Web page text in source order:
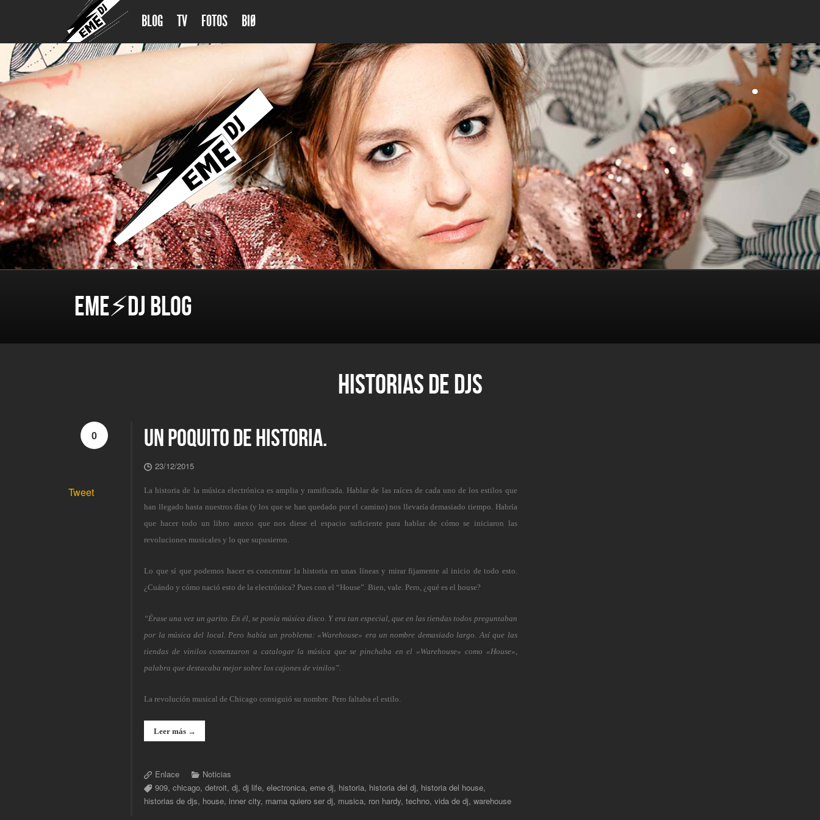
BLOG TV FOTOS BIØ
EME⚡DJ BLOG
HISTORIAS DE DJS
0
Tweet
UN POQUITO DE HISTORIA.
23/12/2015
La historia de la música electrónica es amplia y ramificada. Hablar de las raíces de cada uno de los estilos que
han llegado hasta nuestros días (y los que se han quedado por el camino) nos llevaría demasiado tiempo. Habría
que hacer todo un libro anexo que nos diese el espacio suficiente para hablar de cómo se iniciaron las
revoluciones musicales y lo que supusieron.
Lo que sí que podemos hacer es concentrar la historia en unas líneas y mirar fijamente al inicio de todo esto.
¿Cuándo y cómo nació esto de la electrónica? Pues con el “House”. Bien, vale. Pero, ¿qué es el house?
“Érase una vez un garito. En él, se ponía música disco. Y era tan especial, que en las tiendas todos preguntaban
por la música del local. Pero había un problema: «Warehouse» era un nombre demasiado largo. Así que las
tiendas de vinilos comenzaron a catalogar la música que se pinchaba en el «Warehouse» como «House»,
palabra que destacaba mejor sobre los cajones de vinilos”.
La revolución musical de Chicago consiguió su nombre. Pero faltaba el estilo.
Leer más →
Enlace
Noticias
909,chicago,detroit,dj,dj life,electronica,eme dj, historia, historia del dj, historia del house,
historias de djs, house,inner city, mama quiero ser dj, musica, ron hardy,techno,vida de dj,warehouse